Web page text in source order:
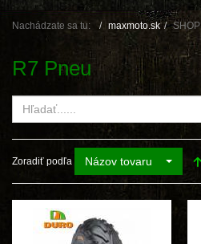
Nachádzate sa tu: maxmoto.sk SHOP
R7 Pneu
Zoradiť podľa Názov tovaru